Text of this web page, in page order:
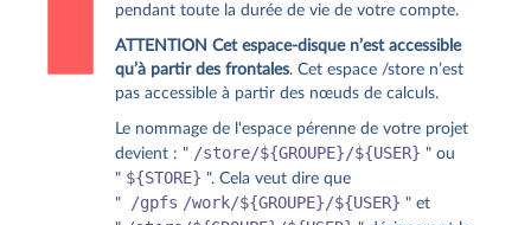
pendant toute la durée de vie de votre compte.
ATTENTION Cet espace-disque n’est accessible
qu’à partir des frontales. Cet espace /store n’est
pas accessible à partir des nœuds de calculs.
Le nommage de l'espace pérenne de votre projet
devient : " /store/${GROUPE}/${USER} " ou
" ${STORE} ". Cela veut dire que
"
/gpfs /work/${GROUPE}/${USER} " et